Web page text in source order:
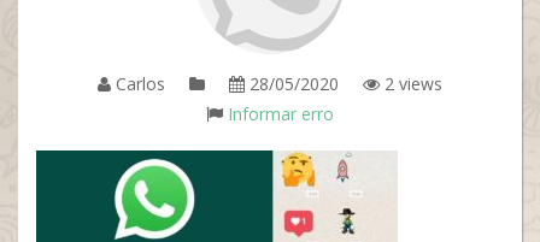
Carlos 28/05/2020
2 views
Informar erro